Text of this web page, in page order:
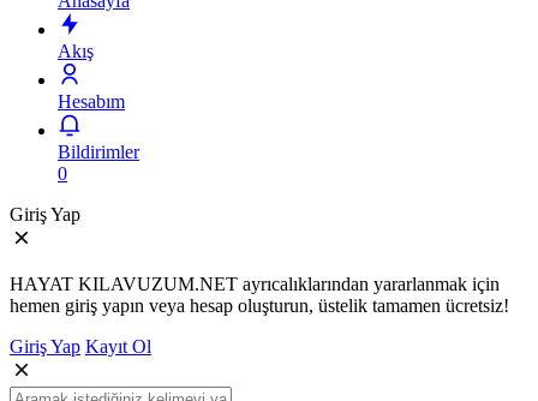
Akış
Hesabım
Bildirimler
0
Giriş Yap
HAYAT KILAVUZUM.NET ayrıcalıklarından yararlanmak için
hemen giriş yapın veya hesap oluşturun, üstelik tamamen ücretsiz!
Giriş Yap Kayıt Ol